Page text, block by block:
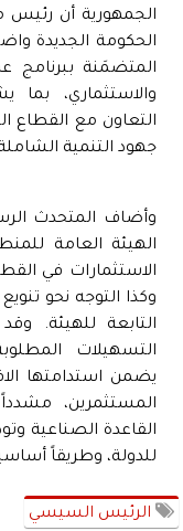
الجمهورية أن
الحكومة الجديدة
المتضمَنة ببرنامج
والاستثماري، بما
التعاون مع القطاع
جهود التنمية
وأضاف المتحدث
الهيئة العامة
الاستثمارات في
وكذا التوجه نحو
التابعة للهيئة.
التسهيلات
يضمن استدامتها
المستثمرين،
القاعدة الصناعية
للدولة، وطريقاً
الرئيس السيسي